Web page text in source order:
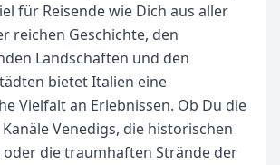
für Reisende wie Dich aus aller
reichen Geschichte, den
Landschaften und den
bietet Italien eine
Vielfalt an Erlebnissen. Ob Du die
Venedigs, die historischen
oder die traumhaften Strände der